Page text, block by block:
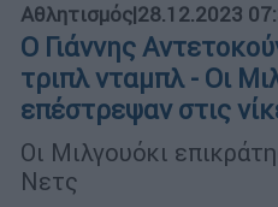
Αθλητισμός|28.12.2023
Ο Γιάννης
τριπλ νταμπλ - Οι
επέστρεψαν στις
Οι Μιλγουόκι
Νετς